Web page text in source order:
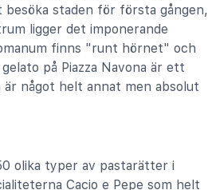
besöka staden för första gången,
ligger det imponerande
finns "runt hörnet" och
på Piazza Navona är ett
något helt annat men absolut
olika typer av pastarätter i
Cacio e Pepe som helt